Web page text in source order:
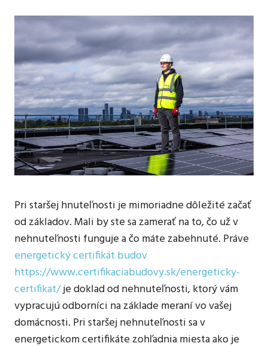
Pri staršej hnuteľnosti je mimoriadne dôležité začať
od základov. Mali by ste sa zamerať na to, čo už v
nehnuteľnosti funguje a čo máte zabehnuté. Práve
energetický certifikát budov
https://www.certifikaciabudovy.sk/energeticky-
certifikat/je doklad od nehnuteľnosti, ktorý vám
vypracujú odborníci na základe meraní vo vašej
domácnosti. Pri staršej nehnuteľnosti sa v
energetickom certifikáte zohľadnia miesta ako je